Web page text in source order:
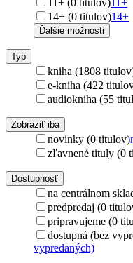
14+ (0 titulov)14+
Ďalšie možnosti
Typ
kniha (1808
e-kniha (422
audiokniha (55
Zobraziť iba
novinky (0 titulov)
zľavnené tituly (0
Dostupnosť
na centrálnom
predpredaj (0
pripravujeme (0
dostupná (bez
vypredaných)